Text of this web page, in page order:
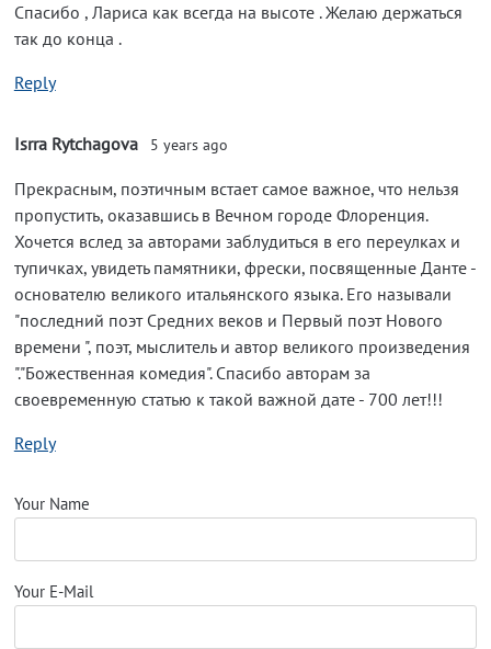
Спасибо , Лариса как всегда на высоте . Желаю держаться
так до конца .
Reply
Isrra Rytchagova 5 years ago
Прекрасным, поэтичным встает самое важное, что нельзя
пропустить, оказавшись в Вечном городе Флоренция.
Хочется вслед за авторами заблудиться в его переулках и
тупичках, увидеть памятники, фрески, посвященные Данте -
основателю великого итальянского языка. Его называли
"последний поэт Средних веков и Первый поэт Нового
времени ", поэт, мыслитель и автор великого произведения
"."Божественная комедия". Спасибо авторам за
своевременную статью к такой важной дате - 700 лет!!!
Reply
Your Name
Your E-Mail